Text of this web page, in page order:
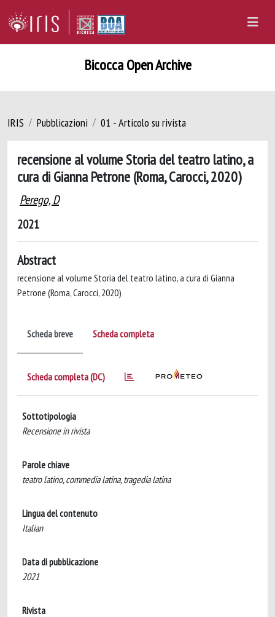
Bicocca Open Archive
IRIS Pubblicazioni 01 - Articolo su rivista
recensione al volume Storia del teatro latino, a
cura di Gianna Petrone (Roma, Carocci, 2020)
Perego, D
2021
Abstract
recensione al volume Storia del teatro latino, a cura di Gianna
Petrone (Roma, Carocci, 2020)
Scheda breve Scheda completa
Scheda completa (DC)
Sottotipologia
Recensione in rivista
Parole chiave
teatro latino, commedia latina, tragedia latina
Lingua del contenuto
Italian
Data di pubblicazione
2021
Rivista